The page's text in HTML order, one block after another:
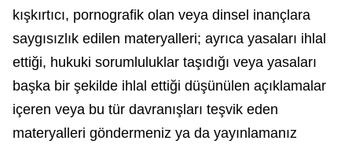
kışkırtıcı, pornografik olan veya dinsel inançlara
saygısızlık edilen materyalleri; ayrıca yasaları ihlal
ettiği, hukuki sorumluluklar taşıdığı veya yasaları
başka bir şekilde ihlal ettiği düşünülen açıklamalar
içeren veya bu tür davranışları teşvik eden
materyalleri göndermeniz ya da yayınlamanız